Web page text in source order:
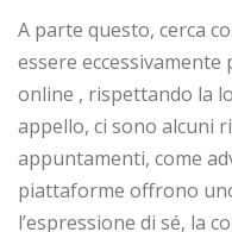
A parte questo, cerca
essere
online , rispettando la
appello, ci sono alcuni
appuntamenti, come
piattaforme offrono
l’espressione di sé, la